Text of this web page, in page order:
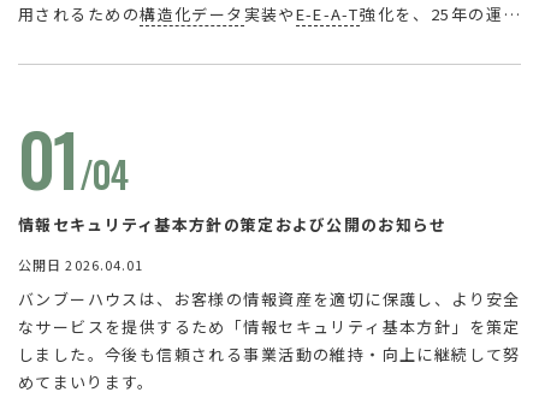
用されるための構造化データ実装やE-E-A-T強化を、25年の運用
次世代のWeb戦略と集客の仕組みをご提案します。
01/04
情報セキュリティ基本方針の策定および公開のお知らせ
公開日 2026.04.01
バンブーハウスは、お客様の情報資産を適切に保護し、より安全
なサービスを提供するため「情報セキュリティ基本方針」を策定
しました。今後も信頼される事業活動の維持・向上に継続して努
めてまいります。